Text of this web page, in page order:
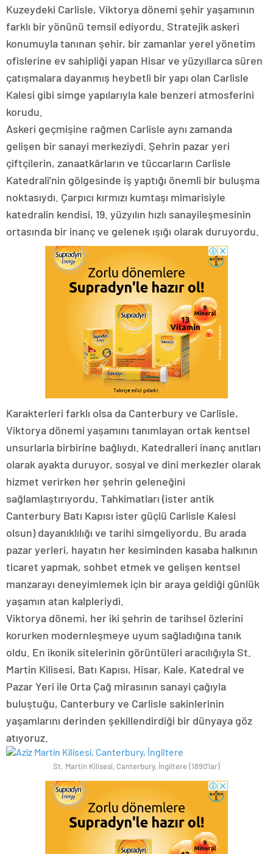
Kuzeydeki Carlisle, Viktorya dönemi şehir yaşamının
farklı bir yönünü temsil ediyordu. Stratejik askeri
konumuyla tanınan şehir, bir zamanlar yerel yönetim
ofislerine ev sahipliği yapan Hisar ve yüzyıllarca süren
çatışmalara dayanmış heybetli bir yapı olan Carlisle
Kalesi gibi simge yapılarıyla kale benzeri atmosferini
korudu.
Askeri geçmişine rağmen Carlisle aynı zamanda
gelişen bir sanayi merkeziydi. Şehrin pazar yeri
çiftçilerin, zanaatkârların ve tüccarların Carlisle
Katedrali’nin gölgesinde iş yaptığı önemli bir buluşma
noktasıydı. Çarpıcı kırmızı kumtaşı mimarisiyle
katedralin kendisi, 19. yüzyılın hızlı sanayileşmesinin
ortasında bir inanç ve gelenek ışığı olarak duruyordu.
Karakterleri farklı olsa da Canterbury ve Carlisle,
Viktorya dönemi yaşamını tanımlayan ortak kentsel
unsurlarla birbirine bağlıydı. Katedralleri inanç anıtları
olarak ayakta duruyor, sosyal ve dini merkezler olarak
hizmet verirken her şehrin geleneğini
sağlamlaştırıyordu. Tahkimatları (ister antik
Canterbury Batı Kapısı ister güçlü Carlisle Kalesi
olsun) dayanıklılığı ve tarihi simgeliyordu. Bu arada
pazar yerleri, hayatın her kesiminden kasaba halkının
ticaret yapmak, sohbet etmek ve gelişen kentsel
manzarayı deneyimlemek için bir araya geldiği günlük
yaşamın atan kalpleriydi.
Viktorya dönemi, her iki şehrin de tarihsel özlerini
korurken modernleşmeye uyum sağladığına tanık
oldu. En ikonik sitelerinin görüntüleri aracılığıyla St.
Martin Kilisesi, Batı Kapısı, Hisar, Kale, Katedral ve
Pazar Yeri ile Orta Çağ mirasının sanayi çağıyla
buluştuğu, Canterbury ve Carlisle sakinlerinin
yaşamlarını derinden şekillendirdiği bir dünyaya göz
atıyoruz.
St. Martin Kilisesi, Canterbury, İngiltere (1890’lar)